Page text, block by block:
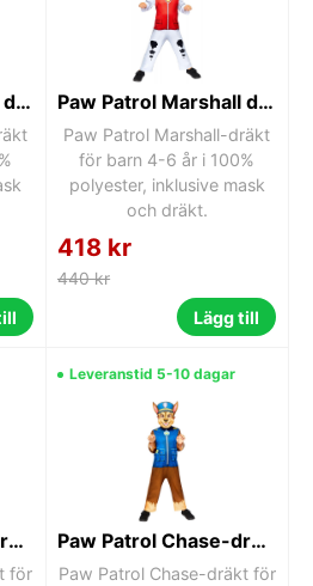
Paw Patrol Marshall dräkt 3-4 år Paw Patrol Marshall dräkt 4-6 år
Paw Patrol Marshall-dräkt
för barn 4-6 år i 100%
polyester, inklusive mask
och dräkt.
418 kr
440 kr
Lägg till
Paw Patrol Chase-dräkt 3-4 år
för
Leveranstid 5-10 dagar
Paw Patrol Chase-dräkt 4-6 år
Paw Patrol Chase-dräkt för